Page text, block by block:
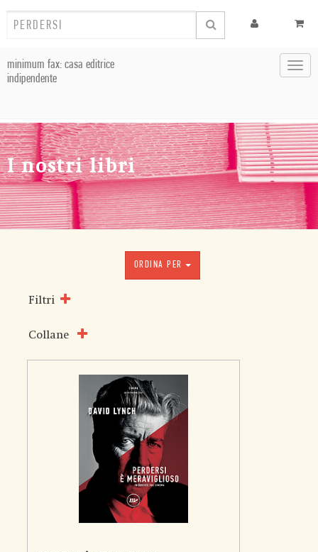
minimum fax: casa editrice
indipendente
I nostri libri
ORDINA PER
Filtri
Collane